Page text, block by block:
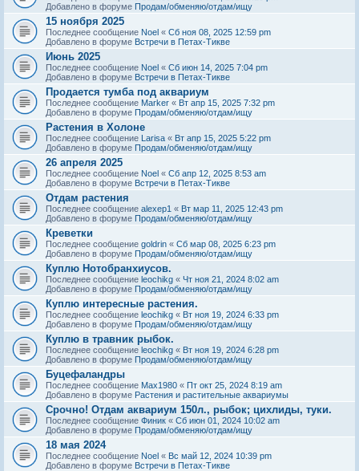
Добавлено в форуме Продам/обменяю/отдам/ищу
15 ноября 2025
Последнее сообщение Noel « Сб ноя 08, 2025 12:59 pm
Добавлено в форуме Встречи в Петах-Тикве
Июнь 2025
Последнее сообщение Noel « Сб июн 14, 2025 7:04 pm
Добавлено в форуме Встречи в Петах-Тикве
Продается тумба под аквариум
Последнее сообщение Marker « Вт апр 15, 2025 7:32 pm
Добавлено в форуме Продам/обменяю/отдам/ищу
Растения в Холоне
Последнее сообщение Larisa « Вт апр 15, 2025 5:22 pm
Добавлено в форуме Продам/обменяю/отдам/ищу
26 апреля 2025
Последнее сообщение Noel « Сб апр 12, 2025 8:53 am
Добавлено в форуме Встречи в Петах-Тикве
Отдам растения
Последнее сообщение alexep1 « Вт мар 11, 2025 12:43 pm
Добавлено в форуме Продам/обменяю/отдам/ищу
Креветки
Последнее сообщение goldrin « Сб мар 08, 2025 6:23 pm
Добавлено в форуме Продам/обменяю/отдам/ищу
Куплю Нотобранхиусов.
Последнее сообщение leochikg « Чт ноя 21, 2024 8:02 am
Добавлено в форуме Продам/обменяю/отдам/ищу
Куплю интересные растения.
Последнее сообщение leochikg « Вт ноя 19, 2024 6:33 pm
Добавлено в форуме Продам/обменяю/отдам/ищу
Куплю в травник рыбок.
Последнее сообщение leochikg « Вт ноя 19, 2024 6:28 pm
Добавлено в форуме Продам/обменяю/отдам/ищу
Буцефаландры
Последнее сообщение Max1980 « Пт окт 25, 2024 8:19 am
Добавлено в форуме Растения и растительные аквариумы
Срочно! Отдам аквариум 150л., рыбок; цихлиды, туки.
Последнее сообщение Финик « Сб июн 01, 2024 10:02 am
Добавлено в форуме Продам/обменяю/отдам/ищу
18 мая 2024
Последнее сообщение Noel « Вс май 12, 2024 10:39 pm
Добавлено в форуме Встречи в Петах-Тикве